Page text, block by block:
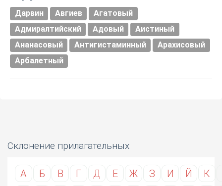
Дарвин Авгиев
Агатовый
Адмиралтийский
Адовый
Аистиный
Ананасовый
Антигистаминный
Арахисовый
Арбалетный
Склонение прилагательных
А Б В Г Д Е Ж З И Й К